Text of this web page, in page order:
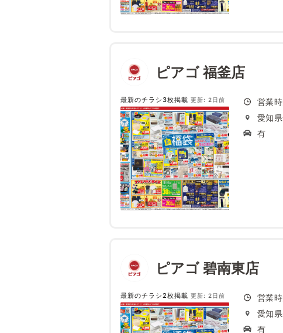
ピアゴ 福釜店
最新のチラシ3枚掲載 更新: 2日前
営業
愛知
有
ピアゴ 碧南東店
最新のチラシ2枚掲載 更新: 2日前
営業
愛知
有